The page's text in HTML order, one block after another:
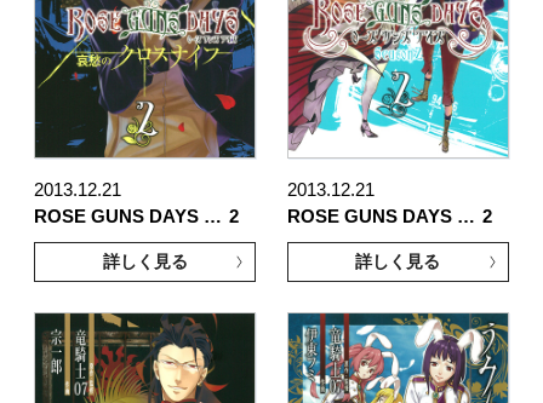
2013.12.21
ROSE GUNS DAYS … 2
詳しく見る
2013.12.21
ROSE GUNS DAYS … 2
詳しく見る